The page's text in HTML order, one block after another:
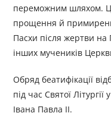
переможним шляхом.
прощення й
Пасхи після жертви на
інших мучеників
Обряд беатифікації
під час Святої Літургії
Івана Павла ІІ.